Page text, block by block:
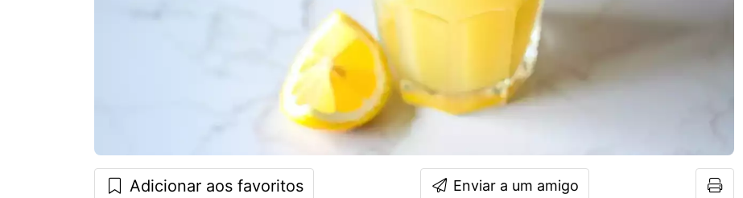
Adicionar aos favoritos Enviar a um amigo